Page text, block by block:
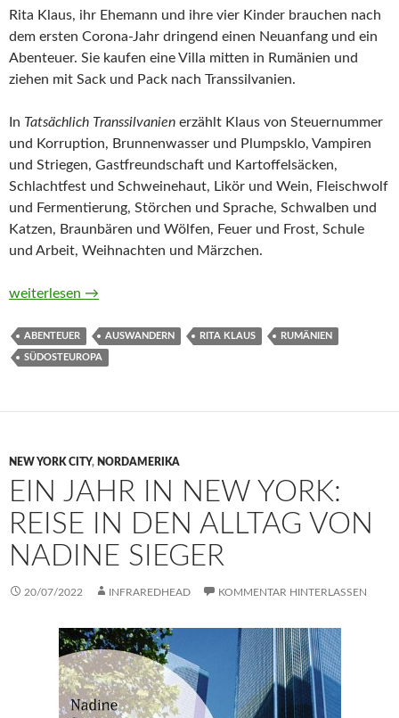
Rita Klaus, ihr Ehemann und ihre vier Kinder brauchen nach
dem ersten Corona-Jahr dringend einen Neuanfang und ein
Abenteuer. Sie kaufen eine Villa mitten in Rumänien und
ziehen mit Sack und Pack nach Transsilvanien.
In Tatsächlich Transsilvanien erzählt Klaus von Steuernummer
und Korruption, Brunnenwasser und Plumpsklo, Vampiren
und Striegen, Gastfreundschaft und Kartoffelsäcken,
Schlachtfest und Schweinehaut, Likör und Wein, Fleischwolf
und Fermentierung, Störchen und Sprache, Schwalben und
Katzen, Braunbären und Wölfen, Feuer und Frost, Schule
und Arbeit, Weihnachten und Märzchen.
Tatsächlich Transsilvanien. Aus dem verrückten Alltag einer
weiterlesen →
ABENTEUER AUSWANDERN RITA KLAUS RUMÄNIEN
SÜDOSTEUROPA
NEW YORK CITY, NORDAMERIKA
EIN JAHR IN NEW YORK:
REISE IN DEN ALLTAG VON
NADINE SIEGER
20/07/2022 INFRAREDHEAD KOMMENTAR HINTERLASSEN